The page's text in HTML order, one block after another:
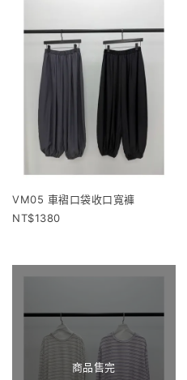
VM05 車褶口袋收口寬褲
1380
商品售完